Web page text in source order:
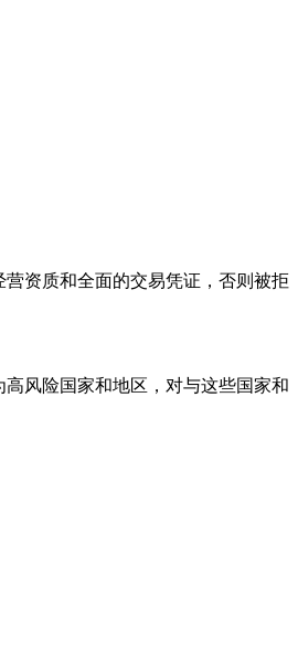
资质和全面的交易凭证，否则被拒
风险国家和地区，对与这些国家和